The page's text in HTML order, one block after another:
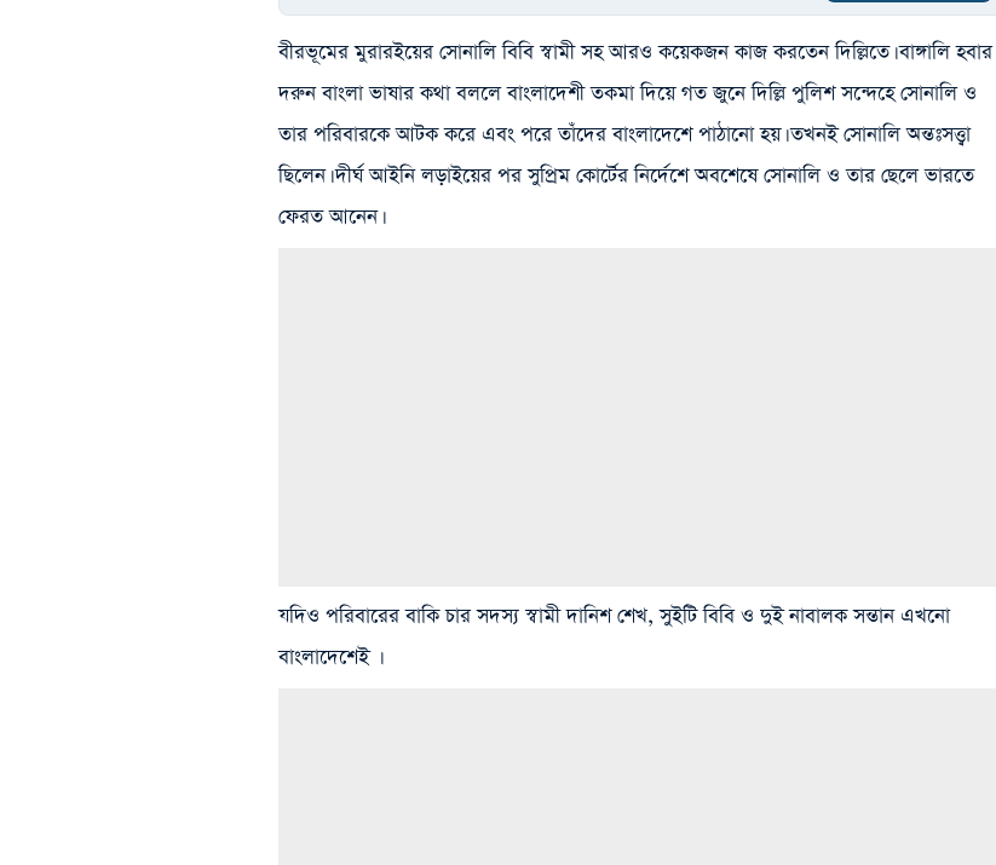
বীরভূমের মুরারইয়ের সোনালি বিবি স্বামী সহ আরও কয়েকজন কাজ করতেন দিল্লিতে। বাঙ্গালি হবার
দরুন বাংলা ভাষার কথা বললে বাংলাদেশী তকমা দিয়ে গত জুনে দিল্লি পুলিশ সন্দেহে সোনালি ও
তার পরিবারকে আটক করে এবং পরে তাঁদের বাংলাদেশে পাঠানো হয়। তখনই সোনালি অন্তঃসত্ত্বা
ছিলেন। দীর্ঘ আইনি লড়াইয়ের পর সুপ্রিম কোর্টের নির্দেশে অবশেষে সোনালি ও তার ছেলে ভারতে
ফেরত আনেন।
যদিও পরিবারের বাকি চার সদস্য স্বামী দানিশ শেখ, সুইটি বিবি ও দুই নাবালক সন্তান এখনো
বাংলাদেশেই ।